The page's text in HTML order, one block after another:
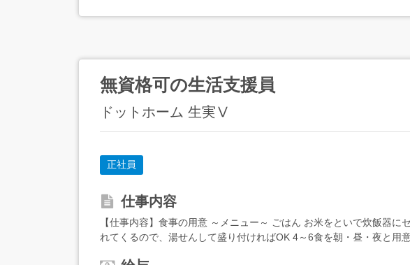
無資格可の生活支援員
ドットホーム 生実Ⅴ
正社員
仕事内容
【仕事内容】食事の用意 ～メニュー～ ごはん お米をといで炊飯器
れてくるので、湯せんして盛り付ければOK 4～6食を朝・昼・夜と用